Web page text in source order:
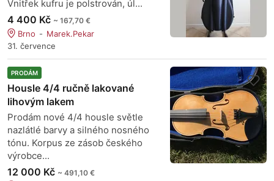
Vnitřek kufru je polstrován, úl...
4 400 Kč ~ 167,70 €
Brno
Marek.Pekar
31. července
PRODÁM
Housle 4/4 ručně lakované
lihovým lakem
Prodám nové 4/4 housle světle
nazlátlé barvy a silného nosného
tónu. Korpus ze zásob českého
výrobce...
12 000 Kč ~ 491,10 €